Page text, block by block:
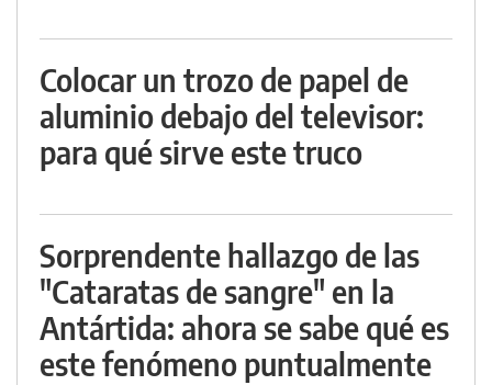
Colocar un trozo de papel de
aluminio debajo del televisor:
para qué sirve este truco
Sorprendente hallazgo de las
"Cataratas de sangre" en la
Antártida: ahora se sabe qué es
este fenómeno puntualmente